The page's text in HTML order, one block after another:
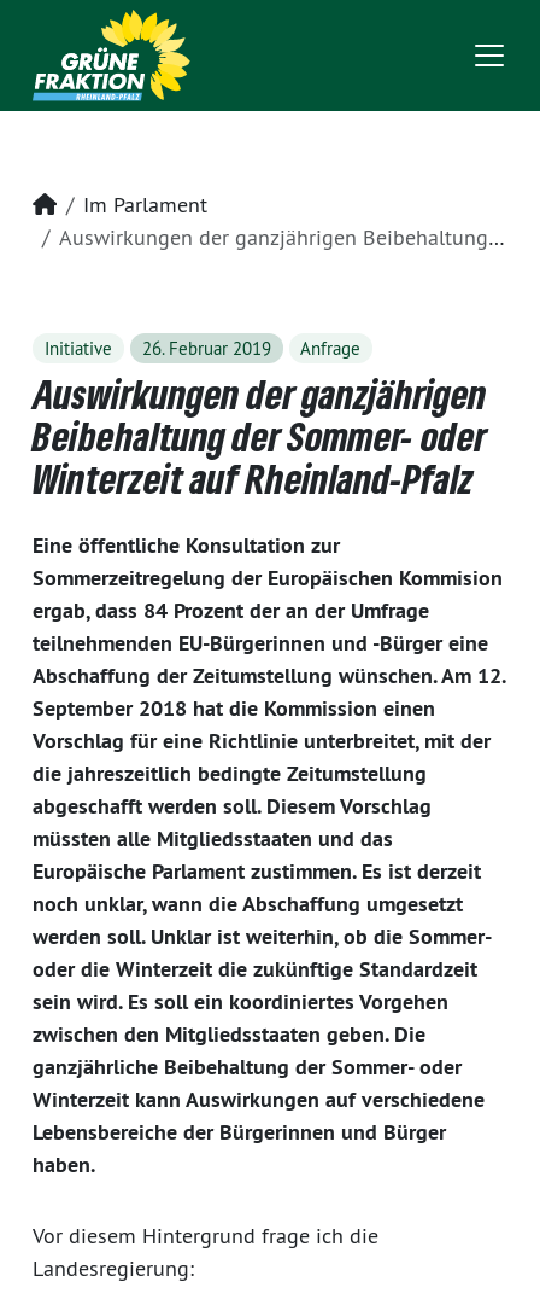
Startseite
Im Parlament
Auswirkungen der ganzjährigen Beibehaltung der Sommer- oder Winterzeit auf Rheinland-Pfalz
Initiative 26. Februar 2019 Anfrage
Auswirkungen der ganzjährigen
Beibehaltung der Sommer- oder
Winterzeit auf Rheinland-Pfalz
Eine öffentliche Konsultation zur
Sommerzeitregelung der Europäischen Kommision
ergab, dass 84 Prozent der an der Umfrage
teilnehmenden EU-Bürgerinnen und -Bürger eine
Abschaffung der Zeitumstellung wünschen. Am 12.
September 2018 hat die Kommission einen
Vorschlag für eine Richtlinie unterbreitet, mit der
die jahreszeitlich bedingte Zeitumstellung
abgeschafft werden soll. Diesem Vorschlag
müssten alle Mitgliedsstaaten und das
Europäische Parlament zustimmen. Es ist derzeit
noch unklar, wann die Abschaffung umgesetzt
werden soll. Unklar ist weiterhin, ob die Sommer-
oder die Winterzeit die zukünftige Standardzeit
sein wird. Es soll ein koordiniertes Vorgehen
zwischen den Mitgliedsstaaten geben. Die
ganzjährliche Beibehaltung der Sommer- oder
Winterzeit kann Auswirkungen auf verschiedene
Lebensbereiche der Bürgerinnen und Bürger
haben.
Vor diesem Hintergrund frage ich die
Landesregierung: